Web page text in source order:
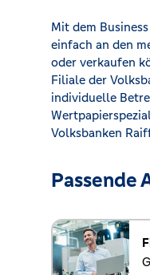
Mit dem
einfach an den
oder verkaufen
Filiale der
individuelle
Volksbanken
Passende